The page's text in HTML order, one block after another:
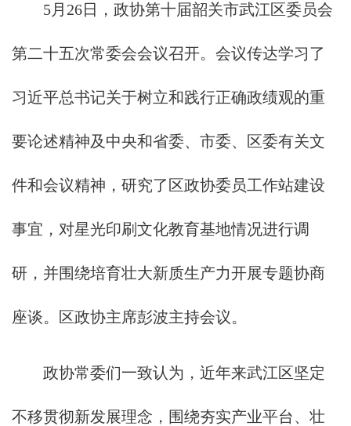
5月26日，政协第十届韶关市武江区委员会
第二十五次常委会会议召开。会议传达学习了
习近平总书记关于树立和践行正确政绩观的重
要论述精神及中央和省委、市委、区委有关文
件和会议精神，研究了区政协委员工作站建设
事宜，对星光印刷文化教育基地情况进行调
研，并围绕培育壮大新质生产力开展专题协商
座谈。区政协主席彭波主持会议。
政协常委们一致认为，近年来武江区坚定
不移贯彻新发展理念，围绕夯实产业平台、壮